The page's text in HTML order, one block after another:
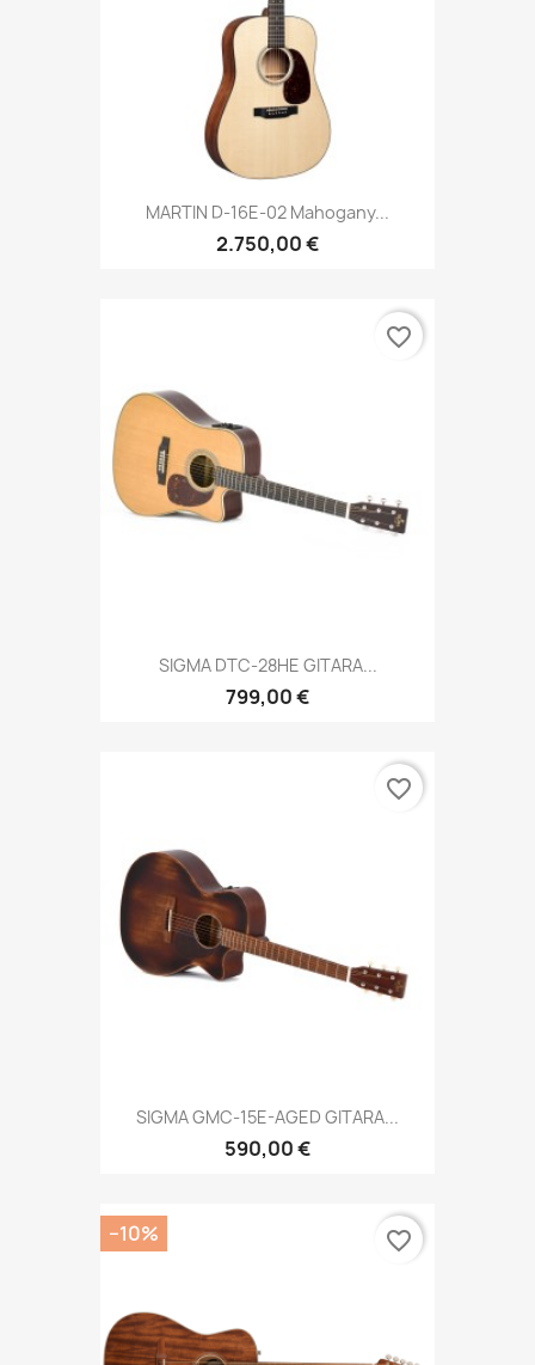
MARTIN D-16E-02 Mahogany...
2.750,00 €
SIGMA DTC-28HE GITARA...
799,00 €
favorite_border
SIGMA GMC-15E-AGED GITARA...
590,00 €
favorite_border
−10% favorite_border